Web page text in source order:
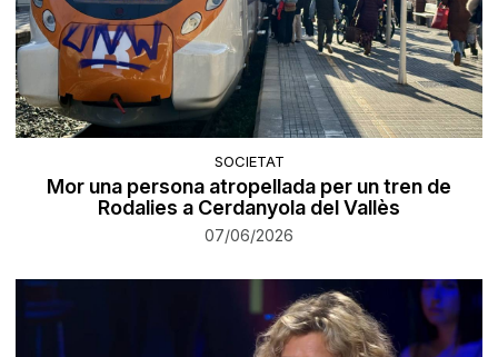
SOCIETAT
Mor una persona atropellada per un tren de
Rodalies a Cerdanyola del Vallès
07/06/2026